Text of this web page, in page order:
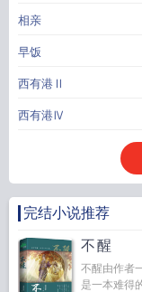
相亲
早饭
西有港Ⅱ
西有港Ⅳ
完结小说推荐
不醒
不醒由作者
是一本难得